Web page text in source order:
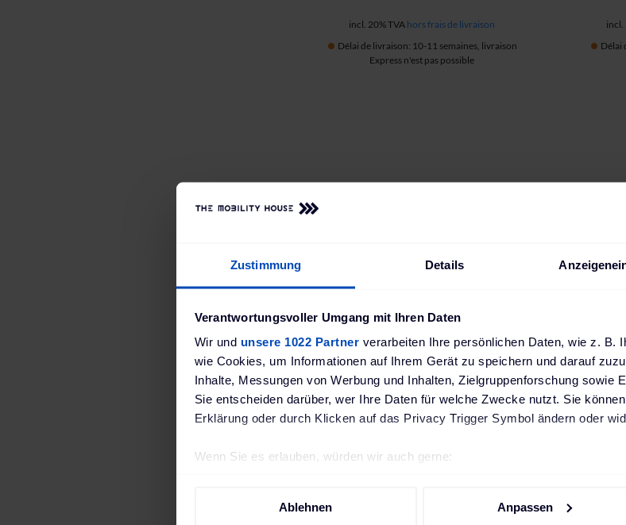
Zustimmung Details
Verantwortungsvoller Umgang mit Ihren Daten
Wir und unsere 1022 Partner verarbeiten Ihre persönlichen Daten, wie z. B.
wie Cookies, um Informationen auf Ihrem Gerät zu speichern und darauf
Inhalte, Messungen von Werbung und Inhalten, Zielgruppenforschung sowie
Sie entscheiden darüber, wer Ihre Daten für welche Zwecke nutzt. Sie
Erklärung oder durch Klicken auf das Privacy Trigger Symbol ändern oder
Wenn Sie es erlauben, würden wir auch gerne:
Ablehnen Anpassen
incl. 20% TVA hors frais de livraison
Délai de livraison: 10-11 semaines, livraison
Express n'est pas possible
incl.
Délai
Pied pour la borne de recharge KEBA P20 / P30 (Outdoor)
für eine Wallbox
539,00 €
Délai de livraison: 10-11 semaines, livraison